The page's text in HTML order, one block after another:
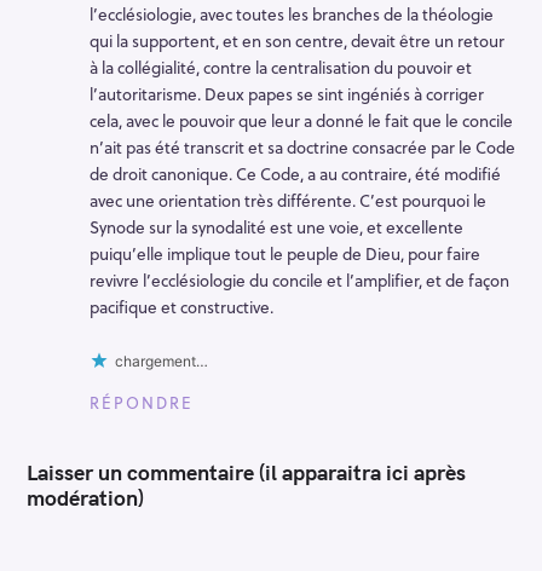
l’ecclésiologie, avec toutes les branches de la théologie
qui la supportent, et en son centre, devait être un retour
à la collégialité, contre la centralisation du pouvoir et
l’autoritarisme. Deux papes se sint ingéniés à corriger
cela, avec le pouvoir que leur a donné le fait que le concile
n’ait pas été transcrit et sa doctrine consacrée par le Code
de droit canonique. Ce Code, a au contraire, été modifié
avec une orientation très différente. C’est pourquoi le
Synode sur la synodalité est une voie, et excellente
puiqu’elle implique tout le peuple de Dieu, pour faire
revivre l’ecclésiologie du concile et l’amplifier, et de façon
pacifique et constructive.
chargement…
RÉPONDRE
Laisser un commentaire (il apparaitra ici après
modération)